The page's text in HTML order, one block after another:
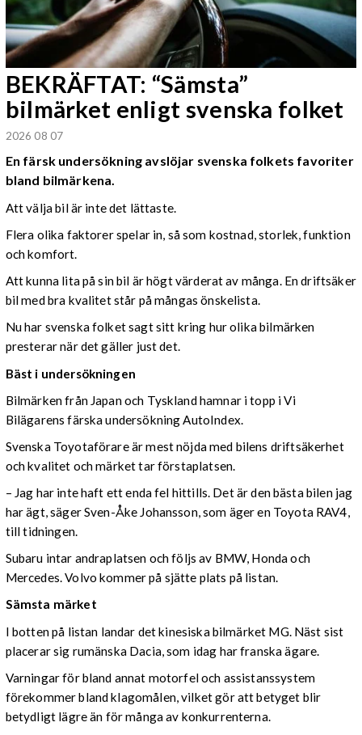
BEKRÄFTAT: “Sämsta”
bilmärket enligt svenska folket
2026 08 07
En färsk undersökning avslöjar svenska folkets favoriter
bland bilmärkena.
Att välja bil är inte det lättaste.
Flera olika faktorer spelar in, så som kostnad, storlek, funktion
och komfort.
Att kunna lita på sin bil är högt värderat av många. En driftsäker
bil med bra kvalitet står på mångas önskelista.
Nu har svenska folket sagt sitt kring hur olika bilmärken
presterar när det gäller just det.
Bäst i undersökningen
Bilmärken från Japan och Tyskland hamnar i topp i Vi
Bilägarens färska undersökning AutoIndex.
Svenska Toyotaförare är mest nöjda med bilens driftsäkerhet
och kvalitet och märket tar förstaplatsen.
– Jag har inte haft ett enda fel hittills. Det är den bästa bilen jag
har ägt, säger Sven-Åke Johansson, som äger en Toyota RAV4,
till tidningen.
Subaru intar andraplatsen och följs av BMW, Honda och
Mercedes. Volvo kommer på sjätte plats på listan.
Sämsta märket
I botten på listan landar det kinesiska bilmärket MG. Näst sist
placerar sig rumänska Dacia, som idag har franska ägare.
Varningar för bland annat motorfel och assistanssystem
förekommer bland klagomålen, vilket gör att betyget blir
betydligt lägre än för många av konkurrenterna.